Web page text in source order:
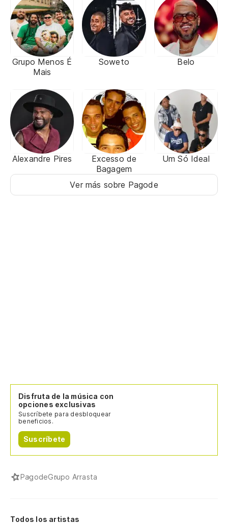
Grupo Menos É
Mais
Soweto Belo
Alexandre Pires
Excesso de
Bagagem
Um Só Ideal
Ver más sobre Pagode
Disfruta de la música con
opciones exclusivas
Suscríbete para desbloquear
beneficios.
Suscríbete
PagodeGrupo Arrasta
Todos los artistas